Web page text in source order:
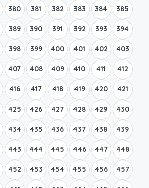
380 381 382 383 384 385
389 390 391 392 393 394
398 399 400 401 402 403
407 408 409 410 411 412
416 417 418 419 420 421
425 426 427 428 429 430
434 435 436 437 438 439
443 444 445 446 447 448
452 453 454 455 456 457